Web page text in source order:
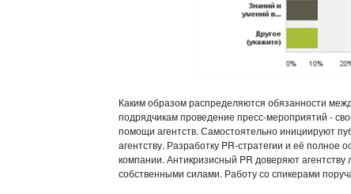
Каким образом распределяются обязанности
подрядчикам проведение пресс-мероприятий -
помощи агентств. Самостоятельно инициируют
агентству. Разработку PR-стратегии и её полное
компании. Антикризисный PR доверяют
собственными силами. Работу со спикерами